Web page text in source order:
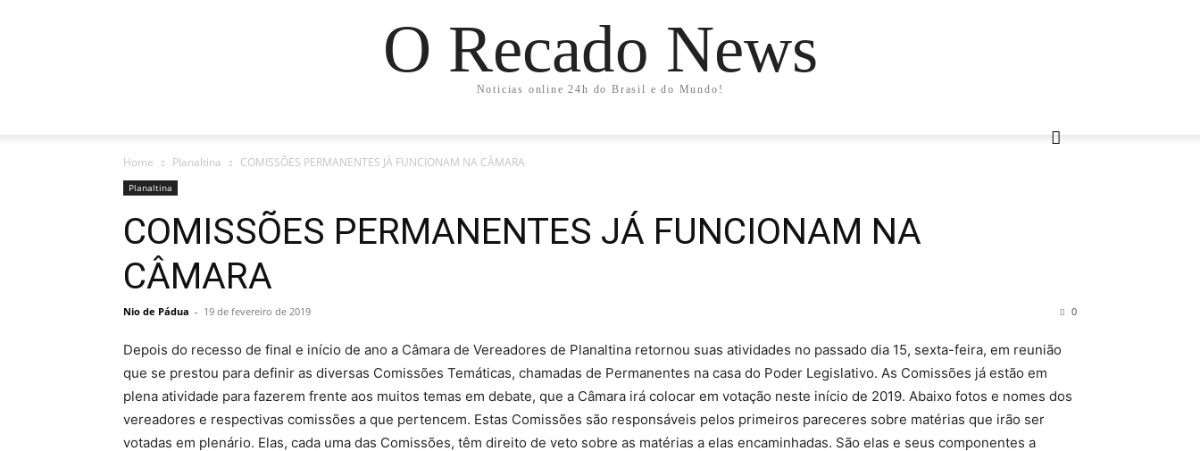
O Recado News
Noticias online 24h do Brasil e do Mundo!
Home Planaltina COMISSÕES PERMANENTES JÁ FUNCIONAM NA CÂMARA
Planaltina
COMISSÕES PERMANENTES JÁ FUNCIONAM NA
CÂMARA
Nio de Pádua - 19 de fevereiro de 2019 0
Depois do recesso de final e início de ano a Câmara de Vereadores de Planaltina retornou suas atividades no passado dia 15, sexta-feira, em reunião
que se prestou para definir as diversas Comissões Temáticas, chamadas de Permanentes na casa do Poder Legislativo. As Comissões já estão em
plena atividade para fazerem frente aos muitos temas em debate, que a Câmara irá colocar em votação neste início de 2019. Abaixo fotos e nomes dos
vereadores e respectivas comissões a que pertencem. Estas Comissões são responsáveis pelos primeiros pareceres sobre matérias que irão ser
votadas em plenário. Elas, cada uma das Comissões, têm direito de veto sobre as matérias a elas encaminhadas. São elas e seus componentes a